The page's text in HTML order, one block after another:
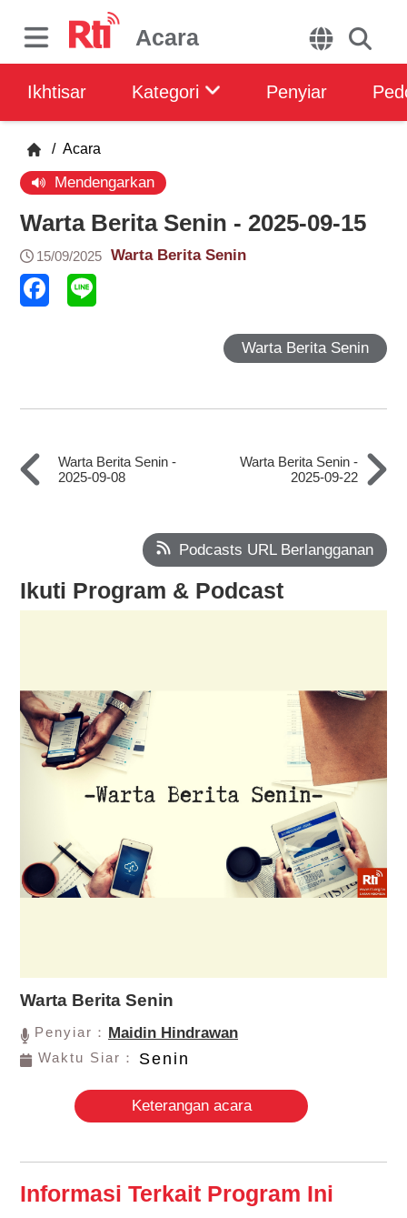
Acara
Ikhtisar Kategori Penyiar
/ Acara
Mendengarkan
Warta Berita Senin - 2025-09-15
15/09/2025 Warta Berita Senin
Warta Berita Senin
Warta Berita Senin -
2025-09-08
Warta Berita Senin -
2025-09-22
Podcasts URL Berlangganan
Ikuti Program & Podcast
Warta Berita Senin
Penyiar： Maidin Hindrawan
Waktu Siar： Senin
Keterangan acara
Informasi Terkait Program Ini